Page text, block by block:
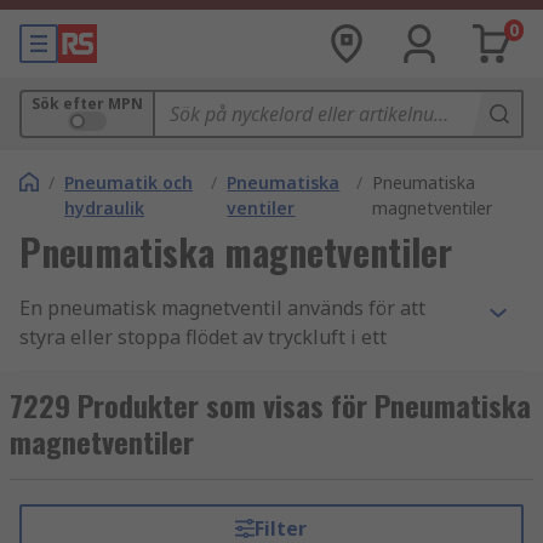
0
Sök efter MPN
/ Pneumatik och
hydraulik
/ Pneumatiska
ventiler
/ Pneumatiska
magnetventiler
Pneumatiska magnetventiler
En pneumatisk magnetventil används för att
styra eller stoppa flödet av tryckluft i ett
riktningsstyrventiler och används i automations-
och styrtillämpningar för att aktivera verktyg,
cylindrar och större industriella ventiler. RS
ventiler från ledande varumärken som SMC,
7229 Produkter som visas för Pneumatiska
magnetventiler
Filter